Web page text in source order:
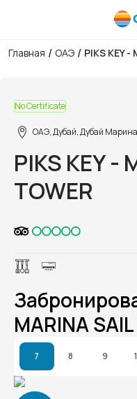
Главная / ОАЭ / PIKS KEY -
No Certificate
ОАЭ, Дубай, Дубай
PIKS KEY -
TOWER
MARINA
7 8 9